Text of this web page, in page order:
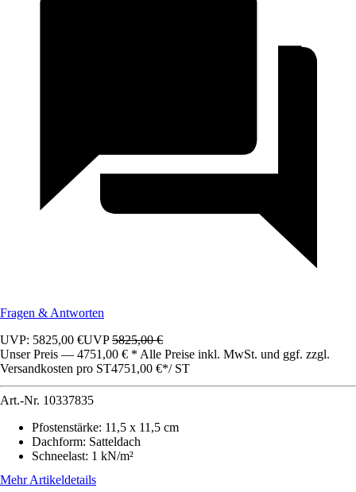
Fragen & Antworten
UVP: 5825,00 €UVP5825,00 €
Unser Preis — 4751,00 € * Alle Preise inkl. MwSt. und ggf. zzgl.
Versandkosten pro ST4751,00 €*/ ST
Art.-Nr. 10337835
Pfostenstärke: 11,5 x 11,5 cm
Dachform: Satteldach
Schneelast: 1 kN/m²
Mehr Artikeldetails